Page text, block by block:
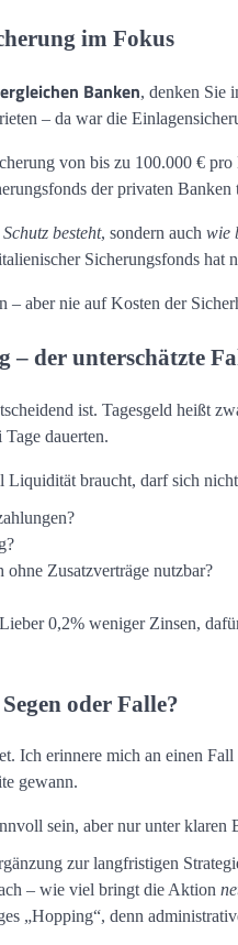
im Fokus
Banken, denken Sie
– da war die
von bis zu 100.000 €
der privaten
besteht, sondern auch wie
Sicherungsfonds hat
aber nie auf Kosten der
– der unterschätzte
ist. Tagesgeld heißt
dauerten.
Liquidität braucht, darf sich
Zusatzverträge nutzbar?
0,2% weniger Zinsen,
oder Falle?
Ich erinnere mich an einen
gewann.
sein, aber nur unter klaren
zur langfristigen
– wie viel bringt die Aktion
„Hopping“, denn